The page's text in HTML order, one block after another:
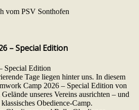
vom PSV Sonthofen
– Special Edition
Special Edition
Tage liegen hinter uns. In diesem
Camp 2026 – Special Edition von
unseres Vereins ausrichten – und
Obedience-Camp.